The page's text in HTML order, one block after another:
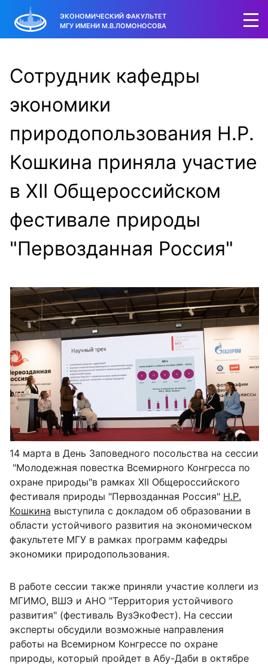
ЭКОНОМИЧЕСКИЙ ФАКУЛЬТЕТ
МГУ ИМЕНИ М.В.ЛОМОНОСОВА
Сотрудник кафедры
экономики
природопользования Н.Р.
Кошкина приняла участие
в XII Общероссийском
фестивале природы
"Первозданная Россия"
14 марта в День Заповедного посольства на сессии
"Молодежная повестка Всемирного Конгресса по
охране природы"в рамках XII Общероссийского
фестиваля природы "Первозданная Россия" Н.Р.
Кошкина выступила с докладом об образовании в
области устойчивого развития на экономическом
факультете МГУ в рамках программ кафедры
экономики природопользования.
В работе сессии также приняли участие коллеги из
МГИМО, ВШЭ и АНО "Территория устойчивого
развития" (фестиваль ВузЭкоФест). На сессии
эксперты обсудили возможные направления
работы на Всемирном Конгрессе по охране
природы, который пройдет в Абу-Даби в октябре